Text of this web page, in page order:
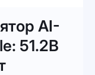
AI-
51.2В